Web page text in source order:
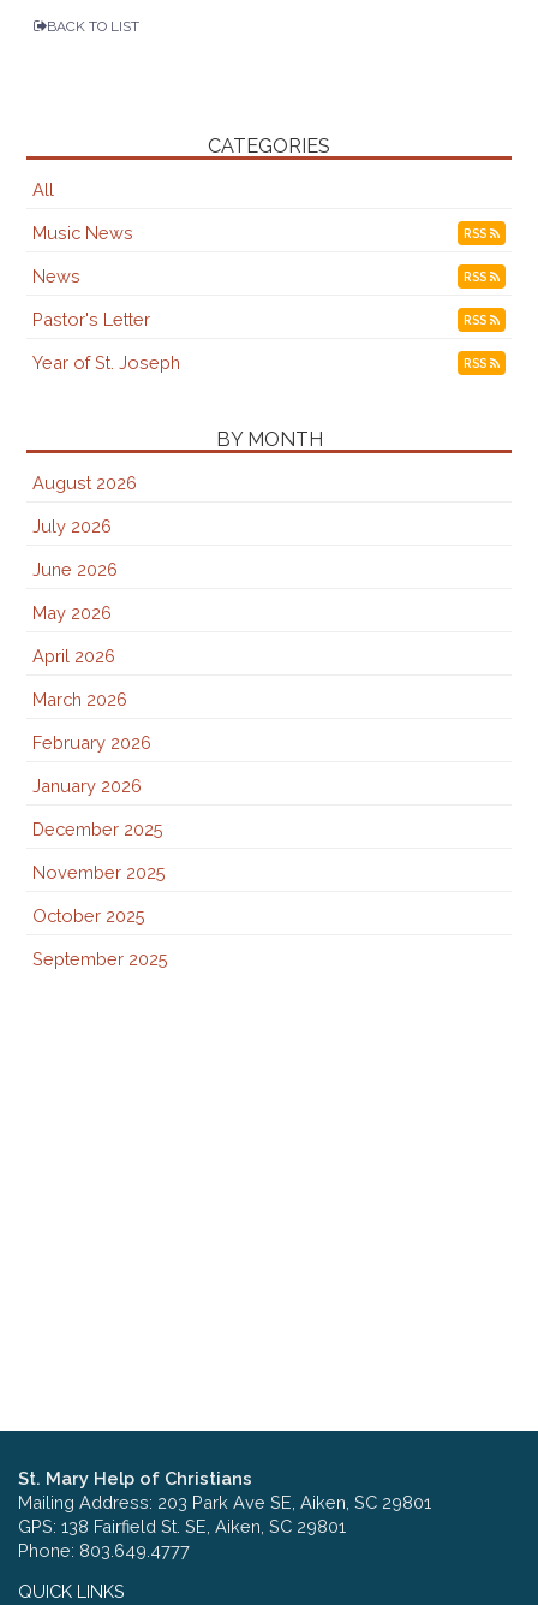
BACK TO LIST
CATEGORIES
All
Music News RSS
News RSS
Pastor's Letter RSS
Year of St. Joseph RSS
BY MONTH
August 2026
July 2026
June 2026
May 2026
April 2026
March 2026
February 2026
January 2026
December 2025
November 2025
October 2025
September 2025
St. Mary Help of Christians
Mailing Address: 203 Park Ave SE, Aiken, SC 29801
GPS: 138 Fairfield St. SE, Aiken, SC 29801
Phone: 803.649.4777
QUICK LINKS